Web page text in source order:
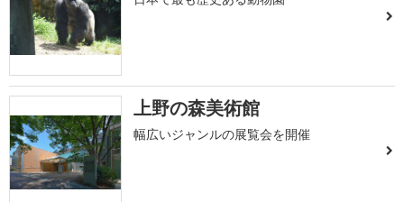
上野の森美術館
幅広いジャンルの展覧会を開催